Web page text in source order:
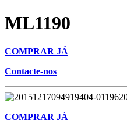
ML1190
COMPRAR JÁ
Contacte-nos
COMPRAR JÁ